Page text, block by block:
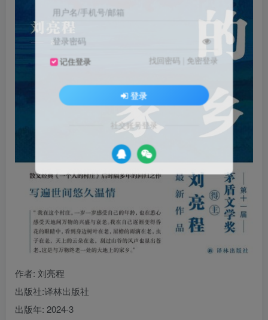
作者: 刘亮程
出版社:译林出版社
出版年: 2024-3
用户名/手机号/邮箱
登录密码
记住登录 找回密码 免密登录
登录
社交账号登录